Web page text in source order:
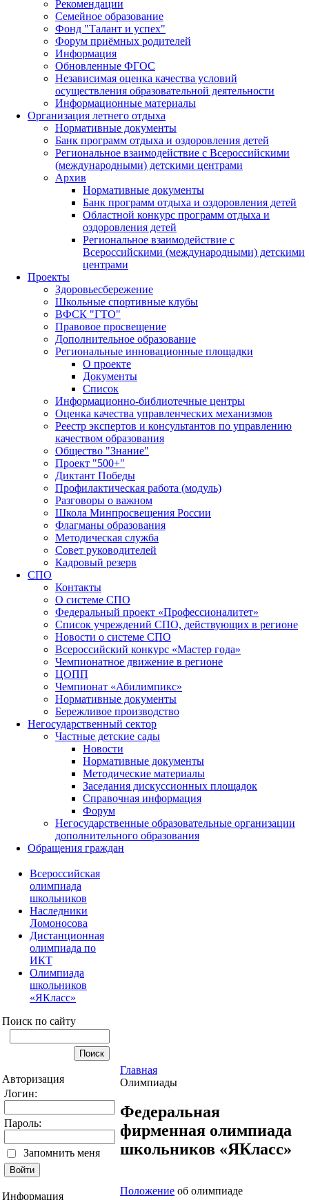
Рекомендации
Семейное образование
Фонд "Талант и успех"
Форум приёмных родителей
Информация
Обновленные ФГОС
Независимая оценка качества условий
осуществления образовательной деятельности
Информационные материалы
Организация летнего отдыха
Нормативные документы
Банк программ отдыха и оздоровления детей
Региональное взаимодействие с Всероссийскими
(международными) детскими центрами
Архив
Нормативные документы
Банк программ отдыха и оздоровления детей
Областной конкурс программ отдыха и
оздоровления детей
Региональное взаимодействие с
Всероссийскими (международными) детскими
центрами
Проекты
Здоровьесбережение
Школьные спортивные клубы
ВФСК "ГТО"
Правовое просвещение
Дополнительное образование
Региональные инновационные площадки
О проекте
Документы
Список
Информационно-библиотечные центры
Оценка качества управленческих механизмов
Реестр экспертов и консультантов по управлению
качеством образования
Общество "Знание"
Проект "500+"
Диктант Победы
Профилактическая работа (модуль)
Разговоры о важном
Школа Минпросвещения России
Флагманы образования
Методическая служба
Совет руководителей
Кадровый резерв
СПО
Контакты
О системе СПО
Федеральный проект «Профессионалитет»
Список учреждений СПО, действующих в регионе
Новости о системе СПО
Всероссийский конкурс «Мастер года»
Чемпионатное движение в регионе
ЦОПП
Чемпионат «Абилимпикс»
Нормативные документы
Бережливое производство
Негосударственный сектор
Частные детские сады
Новости
Нормативные документы
Методические материалы
Заседания дискуссионных площадок
Справочная информация
Форум
Негосударственные образовательные организации
дополнительного образования
Обращения граждан
Всероссийская
олимпиада
школьников
Наследники
Ломоносова
Дистанционная
олимпиада по
ИКТ
Олимпиада
школьников
«ЯКласс»
Поиск по сайту
Авторизация
Логин:
Пароль:
Запомнить меня
Информация
Главная
Олимпиады
Федеральная
фирменная олимпиада
школьников «ЯКласс»
Положение об олимпиаде